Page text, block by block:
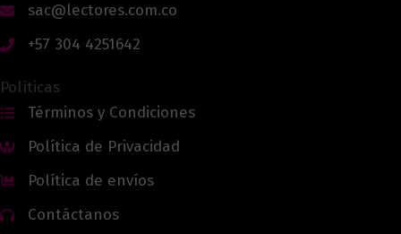
sac@lectores.com.co
+57 304 4251642
Políticas
Términos y Condiciones
Política de Privacidad
Política de envíos
Contáctanos